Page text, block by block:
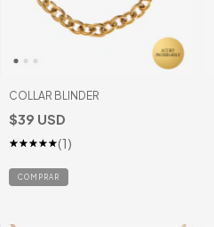
COLLAR BLINDER
$39 USD
(1)